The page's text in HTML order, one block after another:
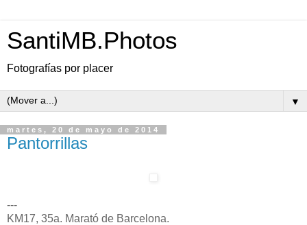
SantiMB.Photos
Fotografías por placer
▼
martes, 20 de mayo de 2014
Pantorrillas
---
KM17, 35a. Marató de Barcelona.